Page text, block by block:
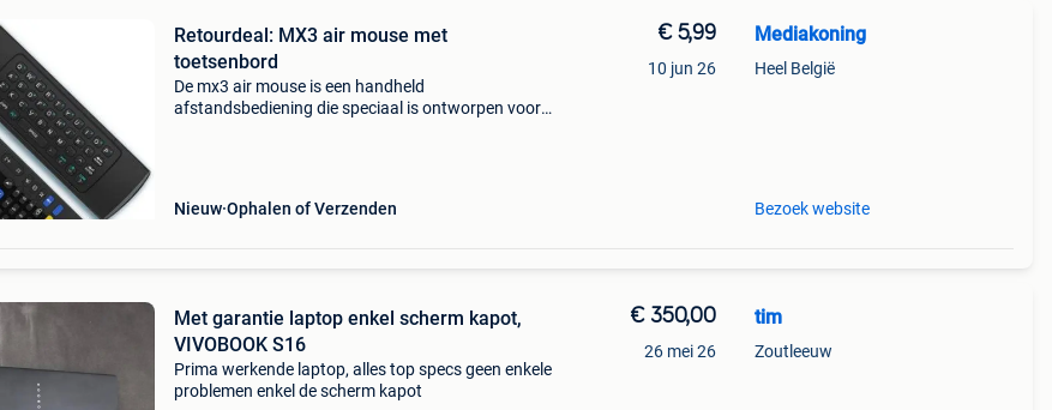
Retourdeal: MX3 air mouse met
toetsenbord
De mx3 air mouse is een handheld
afstandsbediening die speciaal is ontworpen voor
Nieuw Ophalen of Verzenden
€ 5,99
10 jun 26
Mediakoning
Heel België
Bezoek website
Met garantie laptop enkel scherm kapot,
VIVOBOOK S16
Prima werkende laptop, alles top specs geen enkele
problemen enkel de scherm kapot
€ 350,00
26 mei 26
tim
Zoutleeuw